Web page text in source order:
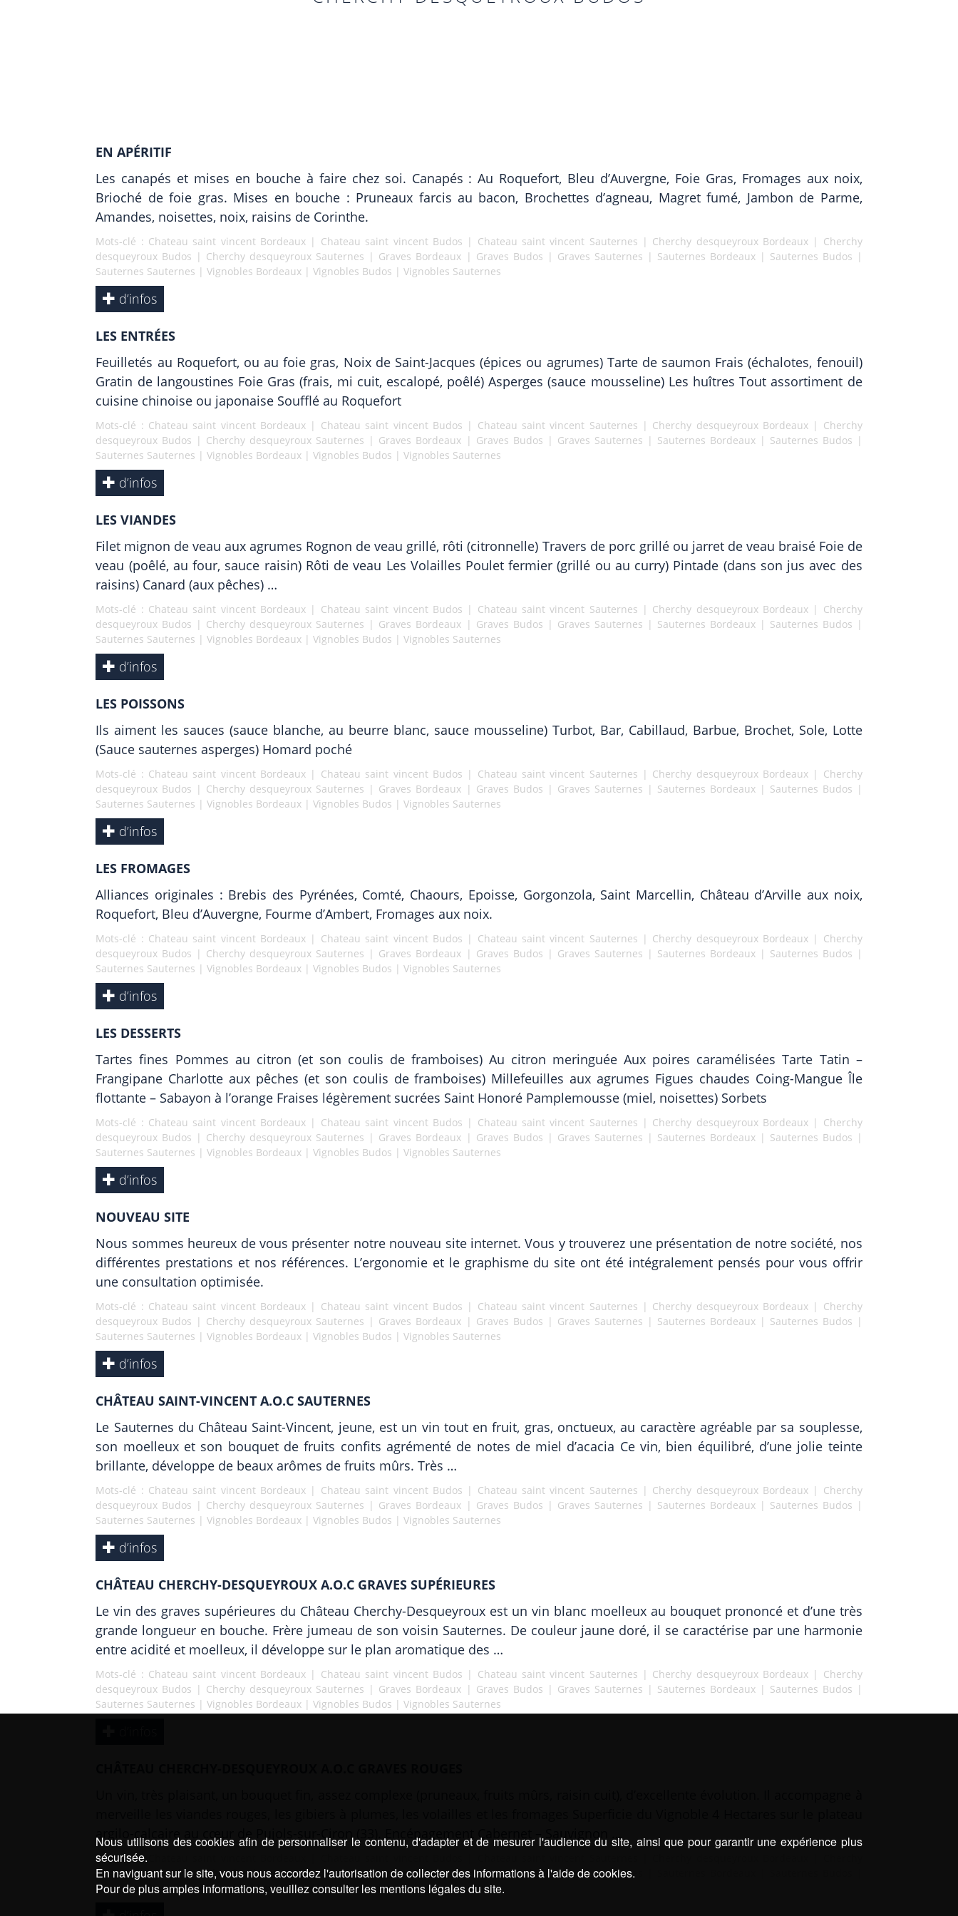
EN APÉRITIF
Les canapés et mises en bouche à faire chez soi. Canapés : Au Roquefort, Bleu d’Auvergne, Foie Gras, Fromages aux noix,
Brioché de foie gras. Mises en bouche : Pruneaux farcis au bacon, Brochettes d’agneau, Magret fumé, Jambon de Parme,
Amandes, noisettes, noix, raisins de Corinthe.
Mots-clé : Chateau saint vincent Bordeaux | Chateau saint vincent Budos | Chateau saint vincent Sauternes | Cherchy desqueyroux Bordeaux | Cherchy
desqueyroux Budos | Cherchy desqueyroux Sauternes | Graves Bordeaux | Graves Budos | Graves Sauternes | Sauternes Bordeaux| Sauternes Budos |
Sauternes Sauternes |Vignobles Bordeaux |Vignobles Budos |Vignobles Sauternes
d’infos
LES ENTRÉES
Feuilletés au Roquefort, ou au foie gras, Noix de Saint-Jacques (épices ou agrumes) Tarte de saumon Frais (échalotes, fenouil)
Gratin de langoustines Foie Gras (frais, mi cuit, escalopé, poêlé) Asperges (sauce mousseline) Les huîtres Tout assortiment de
cuisine chinoise ou japonaise Soufflé au Roquefort
Mots-clé : Chateau saint vincent Bordeaux | Chateau saint vincent Budos | Chateau saint vincent Sauternes | Cherchy desqueyroux Bordeaux | Cherchy
desqueyroux Budos | Cherchy desqueyroux Sauternes | Graves Bordeaux | Graves Budos | Graves Sauternes | Sauternes Bordeaux| Sauternes Budos |
Sauternes Sauternes |Vignobles Bordeaux |Vignobles Budos |Vignobles Sauternes
d’infos
LES VIANDES
Filet mignon de veau aux agrumes Rognon de veau grillé, rôti (citronnelle) Travers de porc grillé ou jarret de veau braisé Foie de
veau (poêlé, au four, sauce raisin) Rôti de veau Les Volailles Poulet fermier (grillé ou au curry) Pintade (dans son jus avec des
raisins) Canard (aux pêches) …
Mots-clé : Chateau saint vincent Bordeaux | Chateau saint vincent Budos | Chateau saint vincent Sauternes | Cherchy desqueyroux Bordeaux | Cherchy
desqueyroux Budos | Cherchy desqueyroux Sauternes | Graves Bordeaux | Graves Budos | Graves Sauternes | Sauternes Bordeaux| Sauternes Budos |
Sauternes Sauternes |Vignobles Bordeaux |Vignobles Budos |Vignobles Sauternes
d’infos
LES POISSONS
Ils aiment les sauces (sauce blanche, au beurre blanc, sauce mousseline) Turbot, Bar, Cabillaud, Barbue, Brochet, Sole, Lotte
(Sauce sauternes asperges) Homard poché
Mots-clé : Chateau saint vincent Bordeaux | Chateau saint vincent Budos | Chateau saint vincent Sauternes | Cherchy desqueyroux Bordeaux | Cherchy
desqueyroux Budos | Cherchy desqueyroux Sauternes | Graves Bordeaux | Graves Budos | Graves Sauternes | Sauternes Bordeaux| Sauternes Budos |
Sauternes Sauternes |Vignobles Bordeaux |Vignobles Budos |Vignobles Sauternes
d’infos
LES FROMAGES
Alliances originales : Brebis des Pyrénées, Comté, Chaours, Epoisse, Gorgonzola, Saint Marcellin, Château d’Arville aux noix,
Roquefort, Bleu d’Auvergne, Fourme d’Ambert, Fromages aux noix.
Mots-clé : Chateau saint vincent Bordeaux | Chateau saint vincent Budos | Chateau saint vincent Sauternes | Cherchy desqueyroux Bordeaux | Cherchy
desqueyroux Budos | Cherchy desqueyroux Sauternes | Graves Bordeaux | Graves Budos | Graves Sauternes | Sauternes Bordeaux| Sauternes Budos |
Sauternes Sauternes |Vignobles Bordeaux |Vignobles Budos |Vignobles Sauternes
d’infos
LES DESSERTS
Tartes fines Pommes au citron (et son coulis de framboises) Au citron meringuée Aux poires caramélisées Tarte Tatin –
Frangipane Charlotte aux pêches (et son coulis de framboises) Millefeuilles aux agrumes Figues chaudes Coing-Mangue Île
flottante – Sabayon à l’orange Fraises légèrement sucrées Saint Honoré Pamplemousse (miel, noisettes) Sorbets
Mots-clé : Chateau saint vincent Bordeaux | Chateau saint vincent Budos | Chateau saint vincent Sauternes | Cherchy desqueyroux Bordeaux | Cherchy
desqueyroux Budos | Cherchy desqueyroux Sauternes | Graves Bordeaux | Graves Budos | Graves Sauternes | Sauternes Bordeaux| Sauternes Budos |
Sauternes Sauternes |Vignobles Bordeaux |Vignobles Budos |Vignobles Sauternes
d’infos
NOUVEAU SITE
Nous sommes heureux de vous présenter notre nouveau site internet. Vous y trouverez une présentation de notre société, nos
différentes prestations et nos références. L’ergonomie et le graphisme du site ont été intégralement pensés pour vous offrir
une consultation optimisée.
Mots-clé : Chateau saint vincent Bordeaux | Chateau saint vincent Budos | Chateau saint vincent Sauternes | Cherchy desqueyroux Bordeaux | Cherchy
desqueyroux Budos | Cherchy desqueyroux Sauternes | Graves Bordeaux | Graves Budos | Graves Sauternes | Sauternes Bordeaux| Sauternes Budos |
Sauternes Sauternes |Vignobles Bordeaux |Vignobles Budos |Vignobles Sauternes
d’infos
CHÂTEAU SAINT-VINCENT A.O.C SAUTERNES
Le Sauternes du Château Saint-Vincent, jeune, est un vin tout en fruit, gras, onctueux, au caractère agréable par sa souplesse,
son moelleux et son bouquet de fruits confits agrémenté de notes de miel d’acacia Ce vin, bien équilibré, d’une jolie teinte
brillante, développe de beaux arômes de fruits mûrs. Très …
Mots-clé : Chateau saint vincent Bordeaux | Chateau saint vincent Budos | Chateau saint vincent Sauternes | Cherchy desqueyroux Bordeaux | Cherchy
desqueyroux Budos | Cherchy desqueyroux Sauternes | Graves Bordeaux | Graves Budos | Graves Sauternes | Sauternes Bordeaux| Sauternes Budos |
Sauternes Sauternes |Vignobles Bordeaux |Vignobles Budos |Vignobles Sauternes
d’infos
CHÂTEAU CHERCHY-DESQUEYROUX A.O.C GRAVES SUPÉRIEURES
Le vin des graves supérieures du Château Cherchy-Desqueyroux est un vin blanc moelleux au bouquet prononcé et d’une très
grande longueur en bouche. Frère jumeau de son voisin Sauternes. De couleur jaune doré, il se caractérise par une harmonie
entre acidité et moelleux, il développe sur le plan aromatique des …
Mots-clé : Chateau saint vincent Bordeaux | Chateau saint vincent Budos | Chateau saint vincent Sauternes | Cherchy desqueyroux Bordeaux | Cherchy
desqueyroux Budos | Cherchy desqueyroux Sauternes | Graves Bordeaux | Graves Budos | Graves Sauternes | Sauternes Bordeaux| Sauternes Budos |
Sauternes Sauternes |Vignobles Bordeaux |Vignobles Budos |Vignobles Sauternes
argilo-calcaire au cœur de Pujols-sur-Ciron (33). Encépagement Cabernet – Sauvignon …
Mots-clé :
desqueyroux Budos|Cherchy desqueyroux Sauternes|Graves Bordeaux|Graves Budos|Graves Sauternes
Sauternes Sauternes|Vignobles Bordeaux|Vignobles Budos|Vignobles Sauternes
Nous utilisons des cookies afin de personnaliser le contenu, d'adapter et de mesurer l'audience du site, ainsi que pour garantir une expérience plus
sécurisée.
En naviguant sur le site, vous nous accordez l'autorisation de collecter des informations à l'aide de cookies.
Pour de plus amples informations, veuillez consulter les mentions légales du site.